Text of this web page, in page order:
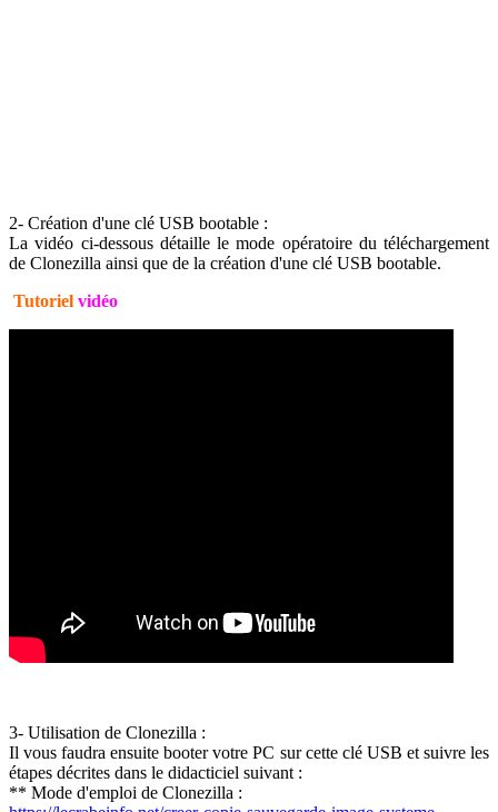
2- Création d'une clé USB bootable :
La vidéo ci-dessous détaille le mode opératoire du téléchargement
de Clonezilla ainsi que de la création d'une clé USB bootable.
Tutoriel vidéo
3- Utilisation de Clonezilla :
Il vous faudra ensuite booter votre PC sur cette clé USB et suivre les
étapes décrites dans le didacticiel suivant :
** Mode d'emploi de Clonezilla :